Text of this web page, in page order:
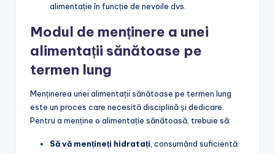
alimentație în funcție de nevoile dvs.
Modul de menținere a unei
alimentații sănătoase pe
termen lung
Menținerea unei alimentații sănătoase pe termen lung
este un proces care necesită disciplină și dedicare.
Pentru a menține o alimentație sănătoasă, trebuie să:
Să vă mențineți hidratați , consumând suficientă